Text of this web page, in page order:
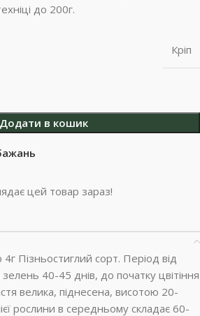
до 200г.
Кріп
Додати в кошик
цей товар зараз!
4г Пізньостиглий сорт. Період від
40-45 днів, до початку цвітіння
велика, піднесена, висотою 20-
рослини в середньому складає 60-